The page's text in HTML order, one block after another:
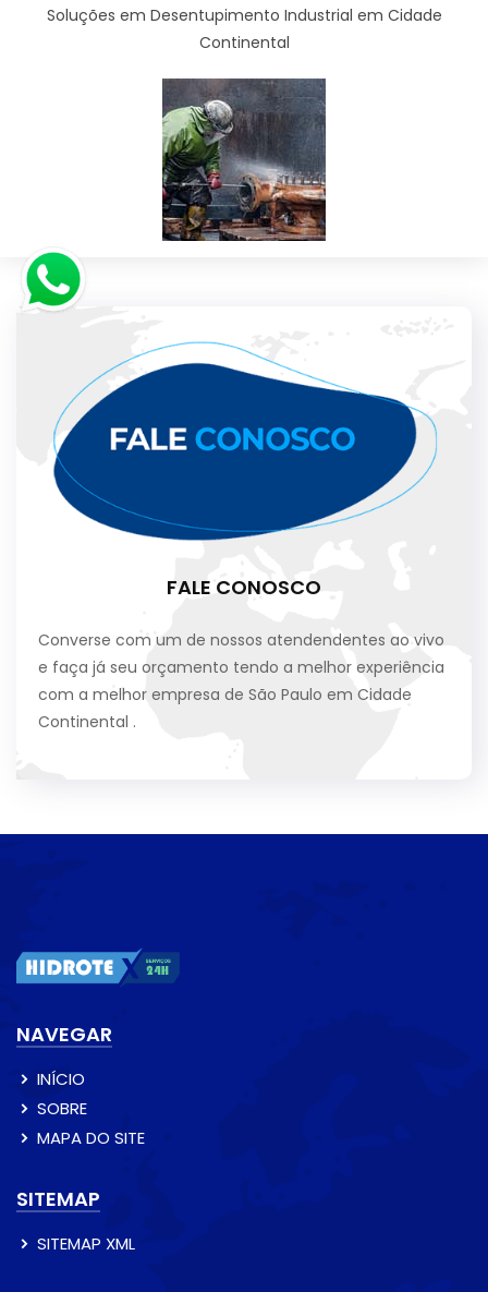
Soluções em Desentupimento Industrial em Cidade
Continental
FALE CONOSCO
Converse com um de nossos atendendentes ao vivo
e faça já seu orçamento tendo a melhor experiência
com a melhor empresa de São Paulo em Cidade
Continental .
NAVEGAR
INÍCIO
SOBRE
MAPA DO SITE
SITEMAP
SITEMAP XML